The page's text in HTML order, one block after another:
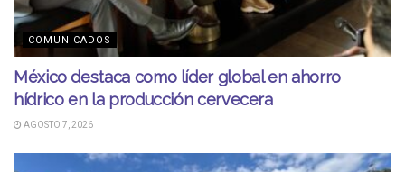
COMUNICADOS
México destaca como líder global en ahorro
hídrico en la producción cervecera
AGOSTO 7, 2026